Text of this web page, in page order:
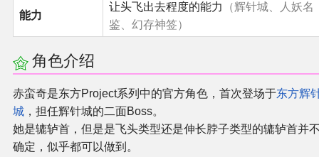
能力
让头飞出去程度的能力
（辉针城、人妖名
鉴、幻存神签）
角色介绍
赤蛮奇是东方Project系列中的官方角色，首次登场于东方辉
城 ，担任辉针城的二面Boss。
她是辘轳首，但是是飞头类型还是伸长脖子类型的辘轳首并
确定，似乎都可以做到。
THB相关项目
THB策划
THB衍生